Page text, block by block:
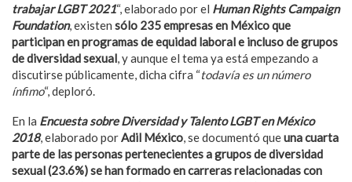
trabajar LGBT 2021“, elaborado por el Human Rights Campaign
Foundation, existen sólo 235 empresas en México que
participan en programas de equidad laboral e incluso de grupos
de diversidad sexual, y aunque el tema ya está empezando a
discutirse públicamente, dicha cifra “todavía es un número
ínfimo“, deploró.
En la Encuesta sobre Diversidad y Talento LGBT en México
2018, elaborado porAdil México, se documentó queuna cuarta
parte de las personas pertenecientes a grupos de diversidad
sexual (23.6%) se han formado en carreras relacionadas con